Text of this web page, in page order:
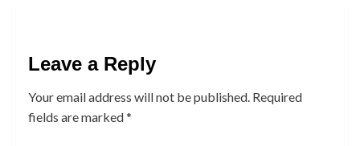
Leave a Reply
Your email address will not be published. Required
fields are marked*